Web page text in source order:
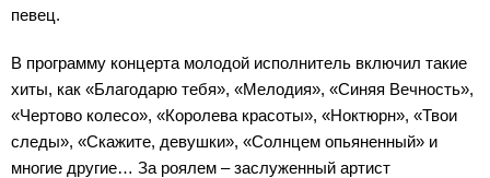
певец.
В программу концерта молодой исполнитель включил такие
хиты, как «Благодарю тебя», «Мелодия», «Синяя Вечность»,
«Чертово колесо», «Королева красоты», «Ноктюрн», «Твои
следы», «Скажите, девушки», «Солнцем опьяненный» и
многие другие… За роялем – заслуженный артист